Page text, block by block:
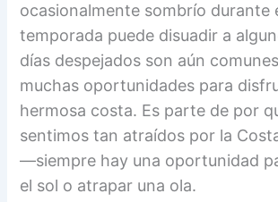
ocasionalmente sombrío durante
temporada puede disuadir a
días despejados son aún
muchas oportunidades para
hermosa costa. Es parte de por
sentimos tan atraídos por la
—siempre hay una oportunidad
el sol o atrapar una ola.